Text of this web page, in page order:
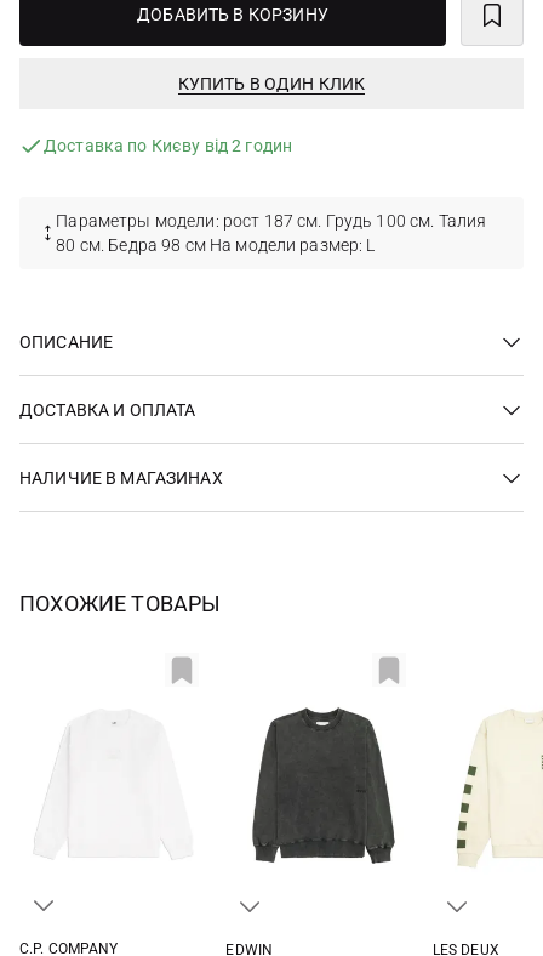
ДОБАВИТЬ В КОРЗИНУ
КУПИТЬ В ОДИН КЛИК
Доставка по Києву від 2 годин
Параметры модели: рост 187 см. Грудь 100 см. Талия
80 см. Бедра 98 см На модели размер: L
ОПИСАНИЕ
ДОСТАВКА И ОПЛАТА
НАЛИЧИЕ В МАГАЗИНАХ
ПОХОЖИЕ ТОВАРЫ
C.P. COMPANY
EDWIN
LES DEUX